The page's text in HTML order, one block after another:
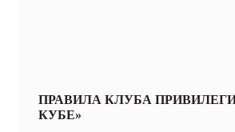
ПРАВИЛА КЛУБА
КУБЕ»